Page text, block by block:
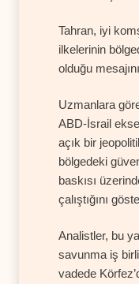
Tahran, iyi
ilkelerinin
olduğu
Uzmanlara
ABD-İsrail
açık bir
bölgedeki
baskısı
çalıştığını
Analistler, bu
savunma iş
vadede